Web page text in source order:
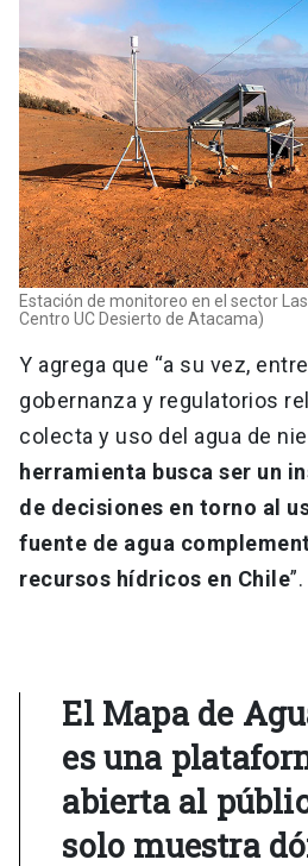
Estación de monitoreo en el sector
Centro UC Desierto de Atacama)
Y agrega que “a su vez,
gobernanza y regulatorios
colecta y uso del agua de
herramienta busca ser un
de decisiones en torno al
fuente de agua
recursos hídricos en Chile”.
El Mapa de
es una
abierta al
solo muestra